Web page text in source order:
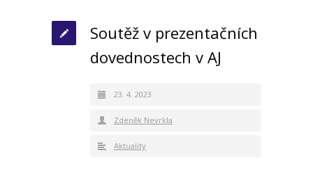
Soutěž v prezentačních
dovednostech v AJ
23. 4. 2023
Zdeněk Nevrkla
Aktuality